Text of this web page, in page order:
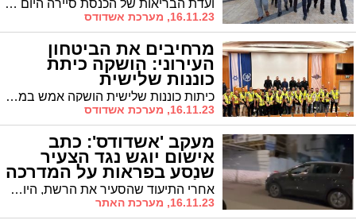
ועדת הבריאות של הכנסת סיירה היום בבית החולים אסותא באשדוד ונפגשה עם חיילים פצועי המלחמה
16.11.23, מערכת אשדודס
מרחיבים את הביטחון
העירוני: הושקה כיתת
כוננות שלישית
כיתות כוננות שלישית הושקה אמש במעמד מפקד מרחב לכיש נצ״מ רועי ולדמן, מפקד תחנת משטרת אשדוד סנ״צ אילן שושן.
16.11.23, מערכת אשדודס
מעקב 'אשדודס': כתב
אישום יוגש נגד הצעיר
שנסע בפראות על המדרכה
בלב רובע ז' (וידאו) אחרי התיעוד שהסעיר את הרשת, היום הוגשה הצהרת תובע נגד תושב אשדוד שנעצר בחשד שנהג בצורה פראית על מדרכה ברח' הורקנוס ברובע ז' תוך סיכון משתמשי הדרך. מעצרו הוארך עד מועד הגשת כתב האישום - צפו בתיעוד
16.11.23, מערכת האתר